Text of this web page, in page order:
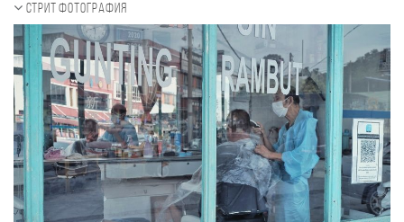
Стрит фотография